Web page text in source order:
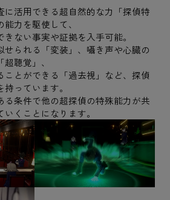
に活用できる超自然的な力「探偵特
力を駆使して、
ない事実や証拠を入手可能。
せられる「変装」、囁き声や心臓の
聴覚」、
ことができる「過去視」など、探偵
っています。
る条件で他の超探偵の特殊能力が共
くことになります。